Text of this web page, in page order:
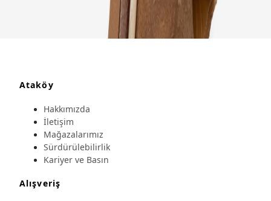
Ataköy
Hakkımızda
İletişim
Mağazalarımız
Sürdürülebilirlik
Kariyer ve Basın
Alışveriş